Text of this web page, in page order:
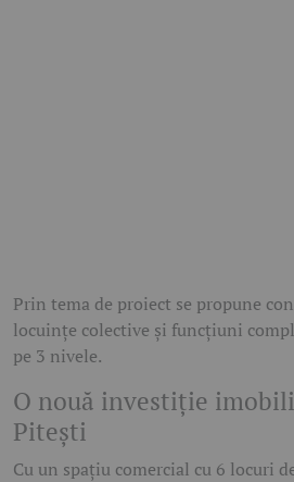
Prin tema de proiect se propune
locuințe colective și funcțiuni
pe 3 nivele.
O nouă investiție
Pitești
Cu un spațiu comercial cu 6 locuri